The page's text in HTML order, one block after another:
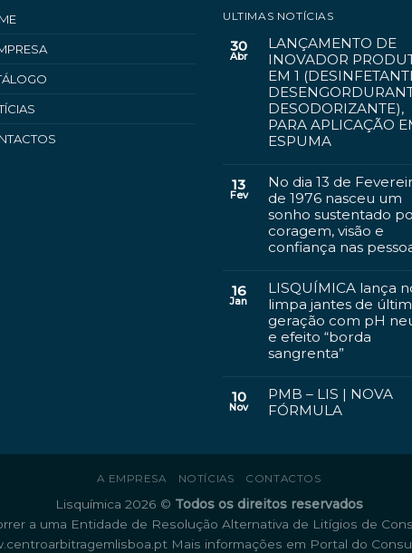
ULTIMAS NOTÍCIAS
30
Abr
LANÇAMENTO DE
INOVADOR
EM 1
DESODORIZANTE),
PARA APLICAÇÃO
ESPUMA
13
Fev
No dia 13 de
de 1976 nasceu um
sonho sustentado
coragem, visão e
confiança nas
16
Jan
LISQUÍMICA lança
limpa jantes de
geração com pH
e efeito “borda
sangrenta”
10
Nov
PMB – LIS | NOVA
FÓRMULA
A EMPRESA NOTÍCIAS CONTACTOS
Lisquímica 2026 © Todos os direitos reservados
a uma Entidade de Resolução Alternativa de Litígios de
Mais informações em Portal do